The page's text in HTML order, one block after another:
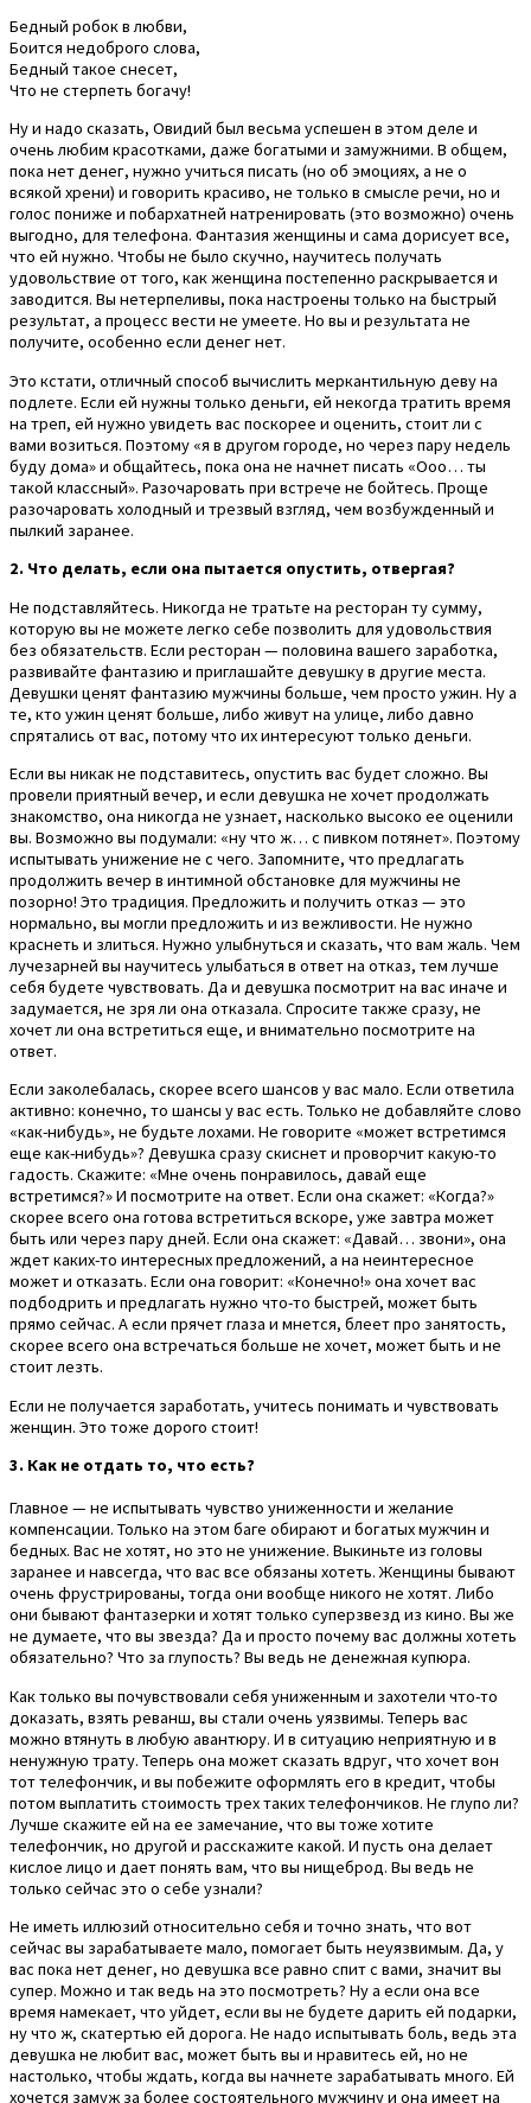
Бедный робок в любви,
Боится недоброго слова,
Бедный такое снесет,
Что не стерпеть богачу!
Ну и надо сказать, Овидий был весьма успешен в этом деле и
очень любим красотками, даже богатыми и замужними. В общем,
пока нет денег, нужно учиться писать (но об эмоциях, а не о
всякой хрени) и говорить красиво, не только в смысле речи, но и
голос пониже и побархатней натренировать (это возможно) очень
выгодно, для телефона. Фантазия женщины и сама дорисует все,
что ей нужно. Чтобы не было скучно, научитесь получать
удовольствие от того, как женщина постепенно раскрывается и
заводится. Вы нетерпеливы, пока настроены только на быстрый
результат, а процесс вести не умеете. Но вы и результата не
получите, особенно если денег нет.
Это кстати, отличный способ вычислить меркантильную деву на
подлете. Если ей нужны только деньги, ей некогда тратить время
на треп, ей нужно увидеть вас поскорее и оценить, стоит ли с
вами возиться. Поэтому «я в другом городе, но через пару недель
буду дома» и общайтесь, пока она не начнет писать «Ооо… ты
такой классный». Разочаровать при встрече не бойтесь. Проще
разочаровать холодный и трезвый взгляд, чем возбужденный и
пылкий заранее.
2. Что делать, если она пытается опустить, отвергая?
Не подставляйтесь. Никогда не тратьте на ресторан ту сумму,
которую вы не можете легко себе позволить для удовольствия
без обязательств. Если ресторан — половина вашего заработка,
развивайте фантазию и приглашайте девушку в другие места.
Девушки ценят фантазию мужчины больше, чем просто ужин. Ну а
те, кто ужин ценят больше, либо живут на улице, либо давно
спрятались от вас, потому что их интересуют только деньги.
Если вы никак не подставитесь, опустить вас будет сложно. Вы
провели приятный вечер, и если девушка не хочет продолжать
знакомство, она никогда не узнает, насколько высоко ее оценили
вы. Возможно вы подумали: «ну что ж… с пивком потянет». Поэтому
испытывать унижение не с чего. Запомните, что предлагать
продолжить вечер в интимной обстановке для мужчины не
позорно! Это традиция. Предложить и получить отказ — это
нормально, вы могли предложить и из вежливости. Не нужно
краснеть и злиться. Нужно улыбнуться и сказать, что вам жаль. Чем
лучезарней вы научитесь улыбаться в ответ на отказ, тем лучше
себя будете чувствовать. Да и девушка посмотрит на вас иначе и
задумается, не зря ли она отказала. Спросите также сразу, не
хочет ли она встретиться еще, и внимательно посмотрите на
ответ.
Если заколебалась, скорее всего шансов у вас мало. Если ответила
активно: конечно, то шансы у вас есть. Только не добавляйте слово
«как-нибудь», не будьте лохами. Не говорите «может встретимся
еще как-нибудь»? Девушка сразу скиснет и проворчит какую-то
гадость. Скажите: «Мне очень понравилось, давай еще
встретимся?» И посмотрите на ответ. Если она скажет: «Когда?»
скорее всего она готова встретиться вскоре, уже завтра может
быть или через пару дней. Если она скажет: «Давай… звони», она
ждет каких-то интересных предложений, а на неинтересное
может и отказать. Если она говорит: «Конечно!» она хочет вас
подбодрить и предлагать нужно что-то быстрей, может быть
прямо сейчас. А если прячет глаза и мнется, блеет про занятость,
скорее всего она встречаться больше не хочет, может быть и не
стоит лезть.
Если не получается заработать, учитесь понимать и чувствовать
женщин. Это тоже дорого стоит!
3. Как не отдать то, что есть?
Главное — не испытывать чувство униженности и желание
компенсации. Только на этом баге обирают и богатых мужчин и
бедных. Вас не хотят, но это не унижение. Выкиньте из головы
заранее и навсегда, что вас все обязаны хотеть. Женщины бывают
очень фрустрированы, тогда они вообще никого не хотят. Либо
они бывают фантазерки и хотят только суперзвезд из кино. Вы же
не думаете, что вы звезда? Да и просто почему вас должны хотеть
обязательно? Что за глупость? Вы ведь не денежная купюра.
Как только вы почувствовали себя униженным и захотели что-то
доказать, взять реванш, вы стали очень уязвимы. Теперь вас
можно втянуть в любую авантюру. И в ситуацию неприятную и в
ненужную трату. Теперь она может сказать вдруг, что хочет вон
тот телефончик, и вы побежите оформлять его в кредит, чтобы
потом выплатить стоимость трех таких телефончиков. Не глупо ли?
Лучше скажите ей на ее замечание, что вы тоже хотите
телефончик, но другой и расскажите какой. И пусть она делает
кислое лицо и дает понять вам, что вы нищеброд. Вы ведь не
только сейчас это о себе узнали?
Не иметь иллюзий относительно себя и точно знать, что вот
сейчас вы зарабатываете мало, помогает быть неуязвимым. Да, у
вас пока нет денег, но девушка все равно спит с вами, значит вы
супер. Можно и так ведь на это посмотреть? Ну а если она все
время намекает, что уйдет, если вы не будете дарить ей подарки,
ну что ж, скатертью ей дорога. Не надо испытывать боль, ведь эта
девушка не любит вас, может быть вы и нравитесь ей, но не
настолько, чтобы ждать, когда вы начнете зарабатывать много. Ей
хочется замуж за более состоятельного мужчину и она имеет на